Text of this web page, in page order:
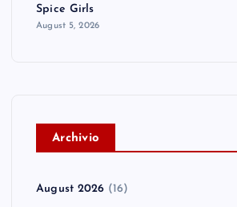
Spice Girls
August 5, 2026
Archivio
August 2026 (16)